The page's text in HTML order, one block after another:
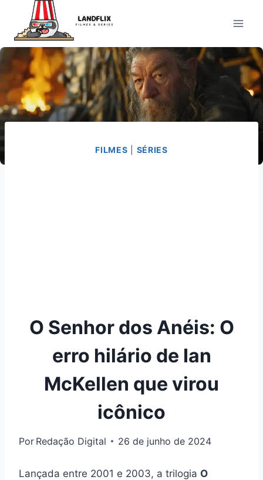
Conteúdo
FILMES SÉRIES
O Senhor dos Anéis: O
erro hilário de Ian
McKellen que virou
icônico
Por Redação Digital 26 de junho de 2024
Lançada entre 2001 e 2003, a trilogia O